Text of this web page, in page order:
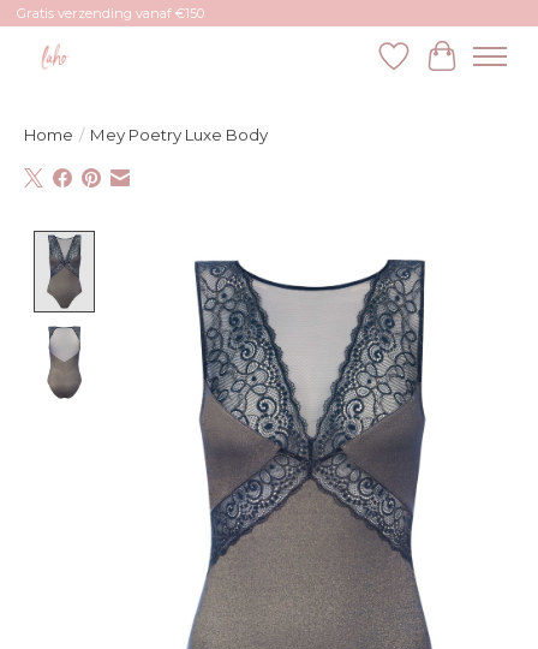
Gratis verzending vanaf €150
Verlanglijst
Home / Mey Poetry Luxe Body